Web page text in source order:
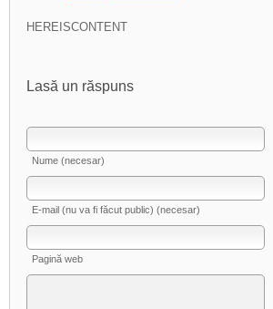
HEREISCONTENT
Lasă un răspuns
Nume (necesar)
E-mail (nu va fi făcut public) (necesar)
Pagină web